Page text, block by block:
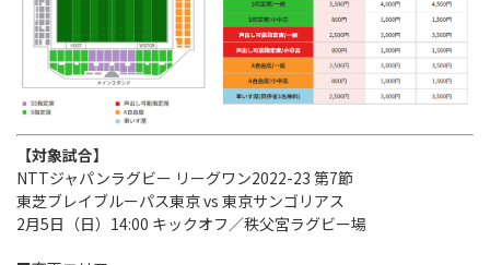
【対象試合】
NTTジャパンラグビー リーグワン2022-23 第7節
東芝ブレイブルーパス東京 vs 東京サンゴリアス
2月5日（日）14:00 キックオフ／秩父宮ラグビー場